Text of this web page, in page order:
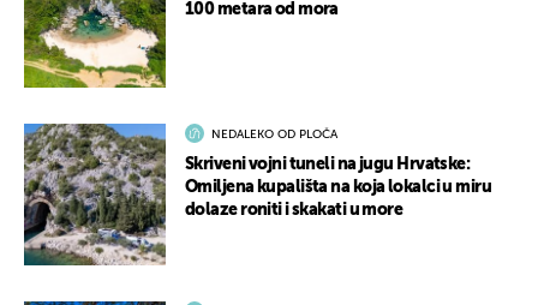
100 metara od mora
NEDALEKO OD PLOČA
Skriveni vojni tuneli na jugu Hrvatske:
Omiljena kupališta na koja lokalci u miru
dolaze roniti i skakati u more